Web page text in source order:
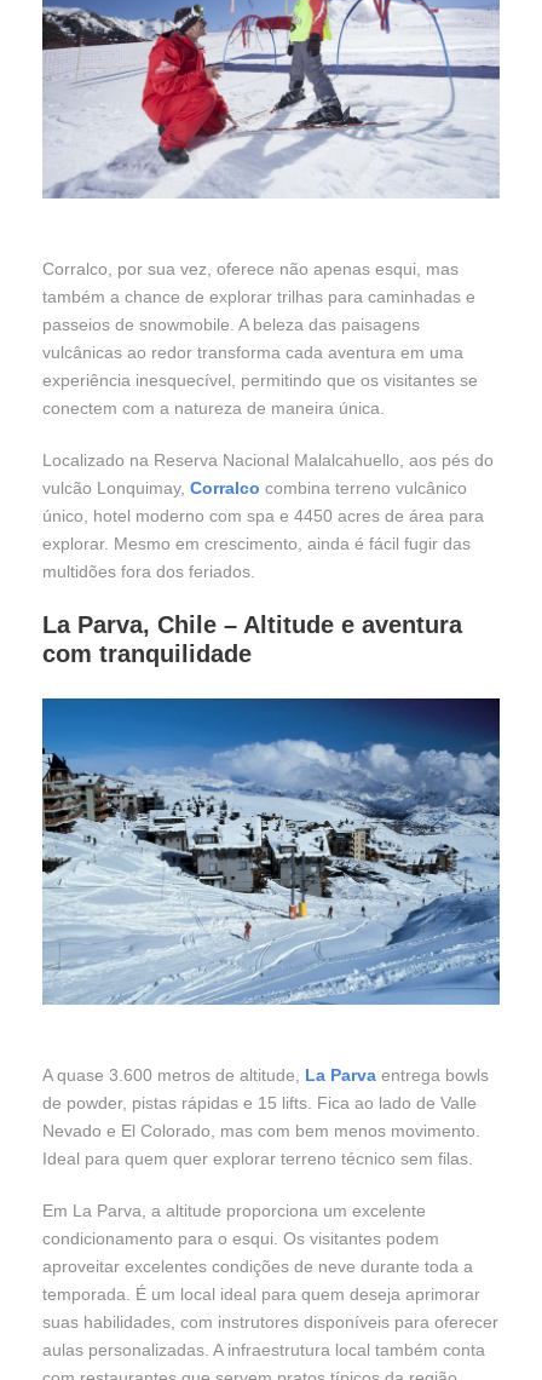
Corralco, por sua vez, oferece não apenas esqui, mas
também a chance de explorar trilhas para caminhadas e
passeios de snowmobile. A beleza das paisagens
vulcânicas ao redor transforma cada aventura em uma
experiência inesquecível, permitindo que os visitantes se
conectem com a natureza de maneira única.
Localizado na Reserva Nacional Malalcahuello, aos pés do
vulcão Lonquimay, Corralco combina terreno vulcânico
único, hotel moderno com spa e 4450 acres de área para
explorar. Mesmo em crescimento, ainda é fácil fugir das
multidões fora dos feriados.
La Parva, Chile – Altitude e aventura
com tranquilidade
A quase 3.600 metros de altitude, La Parva entrega bowls
de powder, pistas rápidas e 15 lifts. Fica ao lado de Valle
Nevado e El Colorado, mas com bem menos movimento.
Ideal para quem quer explorar terreno técnico sem filas.
Em La Parva, a altitude proporciona um excelente
condicionamento para o esqui. Os visitantes podem
aproveitar excelentes condições de neve durante toda a
temporada. É um local ideal para quem deseja aprimorar
suas habilidades, com instrutores disponíveis para oferecer
aulas personalizadas. A infraestrutura local também conta